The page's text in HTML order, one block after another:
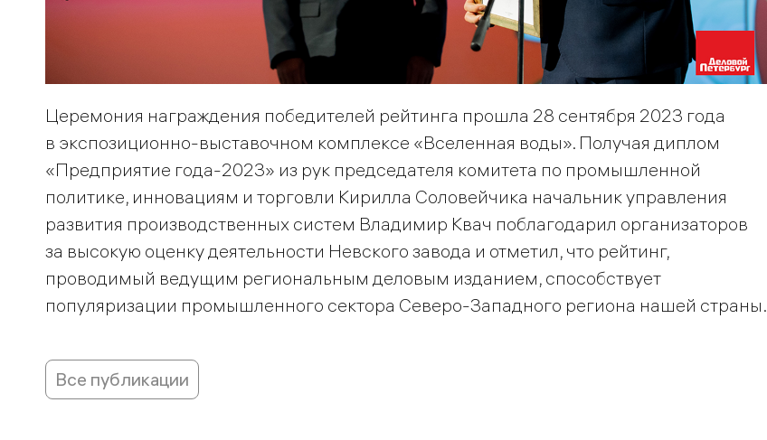
Церемония награждения победителей рейтинга прошла 28 сентября 2023 года
в экспозиционно-выставочном комплексе «Вселенная воды». Получая диплом
«Предприятие года-2023» из рук председателя комитета по промышленной
политике, инновациям и торговли Кирилла Соловейчика начальник управления
развития производственных систем Владимир Квач поблагодарил организаторов
за высокую оценку деятельности Невского завода и отметил, что рейтинг,
проводимый ведущим региональным деловым изданием, способствует
популяризации промышленного сектора Северо-Западного региона нашей страны.
Все публикации